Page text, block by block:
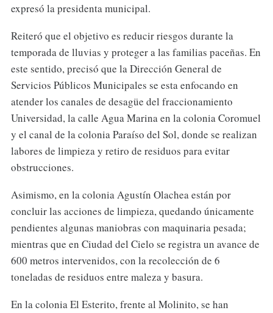
expresó la presidenta municipal.
Reiteró que el objetivo es reducir riesgos durante la
temporada de lluvias y proteger a las familias paceñas. En
este sentido, precisó que la Dirección General de
Servicios Públicos Municipales se esta enfocando en
atender los canales de desagüe del fraccionamiento
Universidad, la calle Agua Marina en la colonia Coromuel
y el canal de la colonia Paraíso del Sol, donde se realizan
labores de limpieza y retiro de residuos para evitar
obstrucciones.
Asimismo, en la colonia Agustín Olachea están por
concluir las acciones de limpieza, quedando únicamente
pendientes algunas maniobras con maquinaria pesada;
mientras que en Ciudad del Cielo se registra un avance de
600 metros intervenidos, con la recolección de 6
toneladas de residuos entre maleza y basura.
En la colonia El Esterito, frente al Molinito, se han